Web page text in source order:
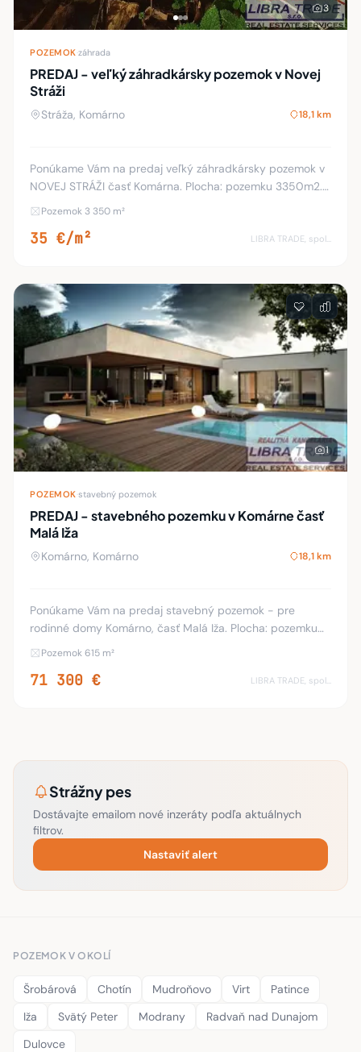
3
POZEMOK záhrada
PREDAJ - veľký záhradkársky pozemok v Novej
Stráži
Stráža, Komárno 18,1 km
Ponúkame Vám na predaj veľký záhradkársky pozemok v
NOVEJ STRÁŽI časť Komárna. Plocha: pozemku 3350m2.
Pozemok 3 350 m²
35 €/m²
1
POZEMOK stavebný pozemok
PREDAJ - stavebného pozemku v Komárne časť
Malá Iža
Komárno, Komárno 18,1 km
Ponúkame Vám na predaj stavebný pozemok - pre
rodinné domy Komárno, časť Malá Iža. Plocha: pozemku
615m2. FOTOGRAFIA JE ILUSTRAČNÁ! Rovinatý pozemok.
Pozemok 615 m²
71 300 €
Strážny pes
Dostávajte emailom nové inzeráty podľa aktuálnych
filtrov.
Nastaviť alert
POZEMOK V OKOLÍ
Šrobárová Chotín Mudroňovo Virt
Patince
Iža
Svätý Peter Modrany
Radvaň nad Dunajom
Dulovce